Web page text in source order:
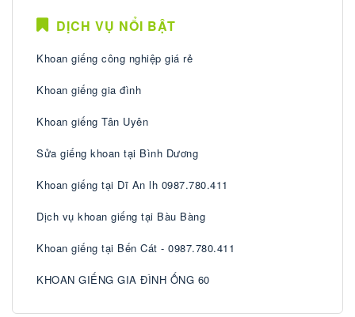
DỊCH VỤ NỔI BẬT
Khoan giếng công nghiệp giá rẻ
Khoan giếng gia đình
Khoan giếng Tân Uyên
Sửa giếng khoan tại Bình Dương
Khoan giếng tại Dĩ An lh 0987.780.411
Dịch vụ khoan giếng tại Bàu Bàng
Khoan giếng tại Bến Cát - 0987.780.411
KHOAN GIẾNG GIA ĐÌNH ỐNG 60